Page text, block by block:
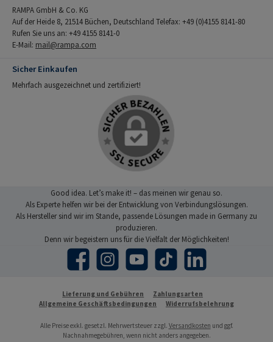
RAMPA GmbH & Co. KG
Auf der Heide 8, 21514 Büchen, Deutschland Telefax: +49 (0)4155 8141-80
Rufen Sie uns an: +49 4155 8141-0
E-Mail: mail@rampa.com
Sicher Einkaufen
Mehrfach ausgezeichnet und zertifiziert!
Good idea. Let’s make it! – das meinen wir genau so.
Als Experte helfen wir bei der Entwicklung von Verbindungslösungen.
Als Hersteller sind wir im Stande, passende Lösungen made in Germany zu
produzieren.
Denn wir begeistern uns für die Vielfalt der Möglichkeiten!
Facebook Instagram YouTube TikTok LinkedIn
Lieferung und Gebühren
Zahlungsarten
Allgemeine Geschäftsbedingungen
Widerrufsbelehrung
Alle Preise exkl. gesetzl. Mehrwertsteuer zzgl. Versandkosten und ggf.
Nachnahmegebühren, wenn nicht anders angegeben.